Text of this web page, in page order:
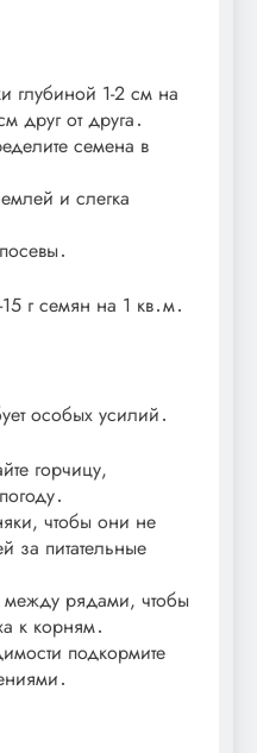
глубиной 1-2 см на
друг от друга․
семена в
и слегка
г семян на 1 кв․м․
особых усилий․
горчицу,
чтобы они не
за питательные
между рядами, чтобы
к корням․
подкормите